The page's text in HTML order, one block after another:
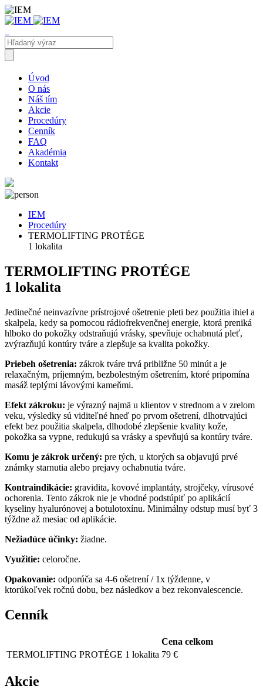
Úvod
O nás
Náš tím
Akcie
Procedúry
Cenník
FAQ
Akadémia
Kontakt
IEM
Procedúry
TERMOLIFTING PROTÉGE
1 lokalita
TERMOLIFTING PROTÉGE
1 lokalita
Jedinečné neinvazívne prístrojové ošetrenie pleti bez použitia ihiel a
skalpela, kedy sa pomocou rádiofrekvenčnej energie, ktorá preniká
hlboko do pokožky odstraňujú vrásky, spevňuje ochabnutá pleť,
zvýrazňujú kontúry tváre a zlepšuje sa kvalita pokožky.
Priebeh ošetrenia: zákrok tváre trvá približne 50 minút a je
relaxačným, príjemným, bezbolestným ošetrením, ktoré pripomína
masáž teplými lávovými kameňmi.
Efekt zákroku: je výrazný najmä u klientov v strednom a v zrelom
veku, výsledky sú viditeľné hneď po prvom ošetrení, dlhotrvajúci
efekt bez použitia skalpela, dlhodobé zlepšenie kvality kože,
pokožka sa vypne, redukujú sa vrásky a spevňujú sa kontúry tváre.
Komu je zákrok určený: pre tých, u ktorých sa objavujú prvé
známky starnutia alebo prejavy ochabnutia tváre.
Kontraindikácie: gravidita, kovové implantáty, strojčeky, vírusové
ochorenia. Tento zákrok nie je vhodné podstúpiť po aplikácií
kyseliny hyalurónovej a botulotoxínu. Minimálny odstup musí byť 3
týždne až mesiac od aplikácie.
Nežiadúce účinky: žiadne.
Využitie: celoročne.
Opakovanie: odporúča sa 4-6 ošetrení / 1x týždenne, v
ktorúkoľvek ročnú dobu, bez následkov a bez rekonvalescencie.
Cenník
Cena celkom
TERMOLIFTING PROTÉGE 1 lokalita 79 €
Akcie